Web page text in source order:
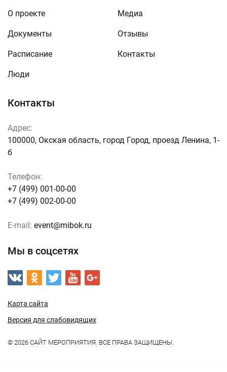
Контакты
Адрес:
100000, Окская область, город Город, проезд Ленина, 1-
б
Телефон:
+7 (499) 001-00-00
+7 (499) 002-00-00
E-mail: event@mibok.ru
Мы в соцсетях
Карта сайта
Версия для слабовидящих
© 2026 САЙТ МЕРОПРИЯТИЯ. ВСЕ ПРАВА ЗАЩИЩЕНЫ.
О проекте
Документы
Расписание
Люди
Медиа
Отзывы
Контакты